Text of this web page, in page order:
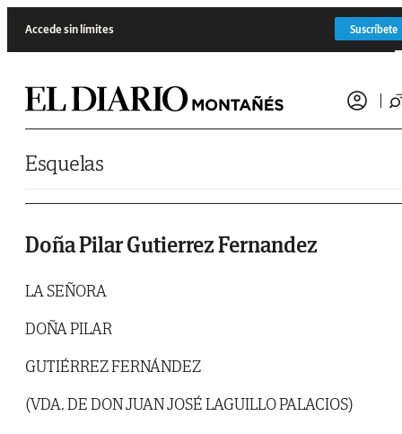
Accede sin límites Suscríbete
Esquelas
Doña Pilar Gutierrez Fernandez
LA SEÑORA
DOÑA PILAR
GUTIÉRREZ FERNÁNDEZ
(VDA. DE DON JUAN JOSÉ LAGUILLO PALACIOS)